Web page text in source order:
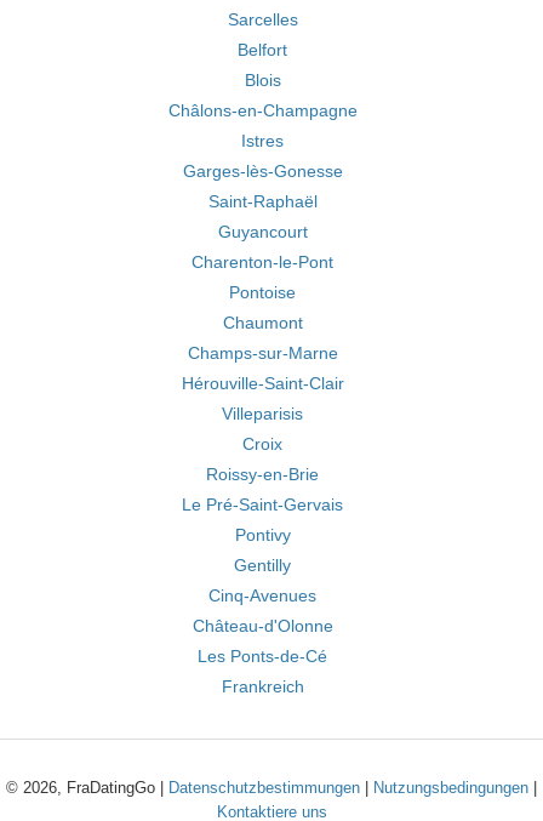
Sarcelles
Belfort
Blois
Châlons-en-Champagne
Istres
Garges-lès-Gonesse
Saint-Raphaël
Guyancourt
Charenton-le-Pont
Pontoise
Chaumont
Champs-sur-Marne
Hérouville-Saint-Clair
Villeparisis
Croix
Roissy-en-Brie
Le Pré-Saint-Gervais
Pontivy
Gentilly
Cinq-Avenues
Château-d'Olonne
Les Ponts-de-Cé
Frankreich
© 2026, FraDatingGo | Datenschutzbestimmungen Nutzungsbedingungen
Kontaktiere uns